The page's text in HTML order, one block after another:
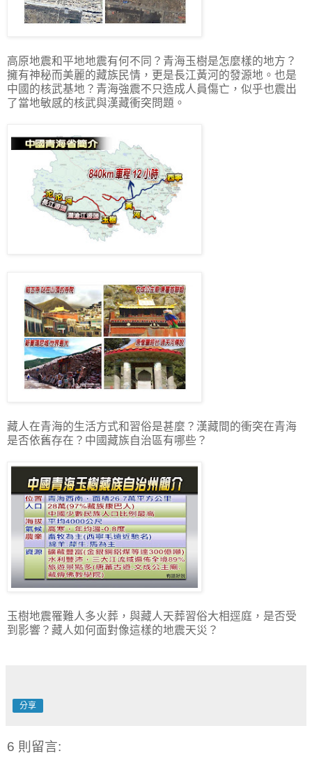
高原地震和平地地震有何不同？青海玉樹是怎麼樣的地方？
擁有神秘而美麗的藏族民情，更是長江黃河的發源地。也是
中國的核武基地？青海強震不只造成人員傷亡，似乎也震出
了當地敏感的核武與漢藏衝突問題。
藏人在青海的生活方式和習俗是甚麼？漢藏間的衝突在青海
是否依舊存在？中國藏族自治區有哪些？
玉樹地震罹難人多火葬，與藏人天葬習俗大相逕庭，是否受
到影響？藏人如何面對像這樣的地震天災？
分享
6 則留言: